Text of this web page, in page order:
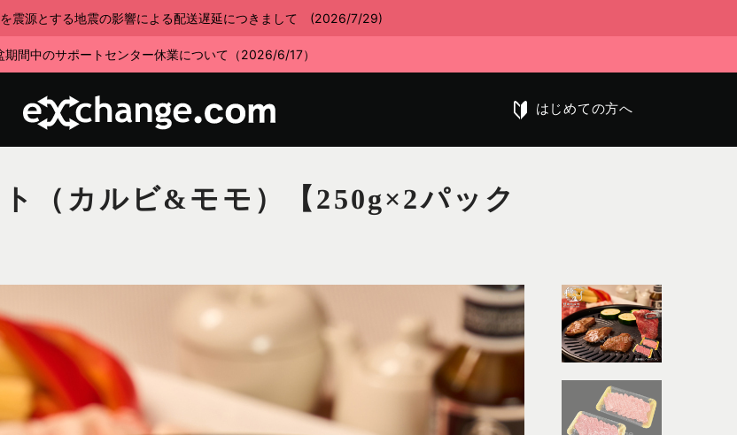
震源とする地震の影響による配送遅延につきまして (2026/7/29)
間中のサポートセンター休業について（2026/6/17）
はじめての方へ
ト（カルビ&モモ）【250g×2パック